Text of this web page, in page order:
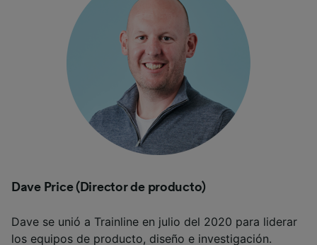
Dave Price (Director de producto)
Dave se unió a Trainline en julio del 2020 para liderar
los equipos de producto, diseño e investigación.